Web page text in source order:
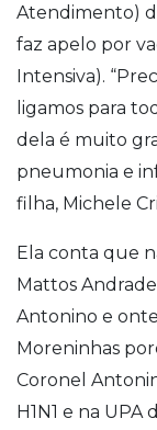
Atendimento)
faz apelo por
Intensiva).
ligamos para
dela é muito
pneumonia e
filha, Michele
Ela conta que
Mattos
Antonino e
Moreninhas
Coronel
H1N1 e na